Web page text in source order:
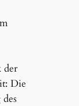
der
Die